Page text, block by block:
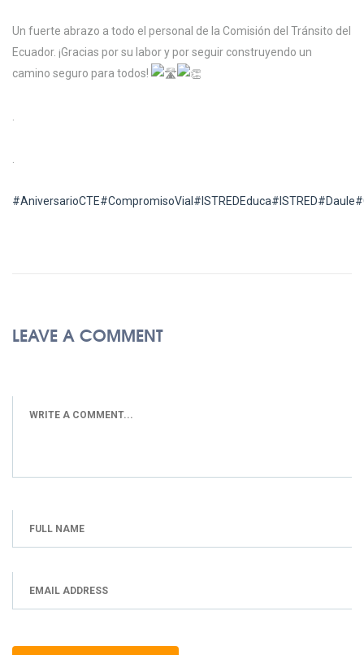
Un fuerte abrazo a todo el personal de la Comisión del Tránsito del
Ecuador. ¡Gracias por su labor y por seguir construyendo un
camino seguro para todos!
.
.
#AniversarioCTE#CompromisoVial #ISTREDEduca#ISTRED#Daule
LEAVE A COMMENT